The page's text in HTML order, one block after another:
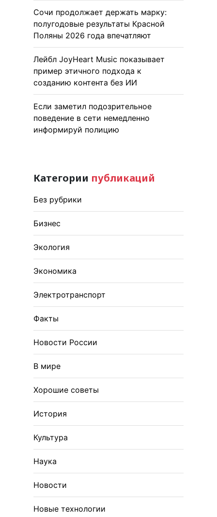
Сочи продолжает держать марку:
полугодовые результаты Красной
Поляны 2026 года впечатляют
Лейбл JoyHeart Music показывает
пример этичного подхода к
созданию контента без ИИ
Если заметил подозрительное
поведение в сети немедленно
информируй полицию
Категории публикаций
Без рубрики
Бизнес
Экология
Экономика
Электротранспорт
Факты
Новости России
В мире
Хорошие советы
История
Культура
Наука
Новости
Новые технологии